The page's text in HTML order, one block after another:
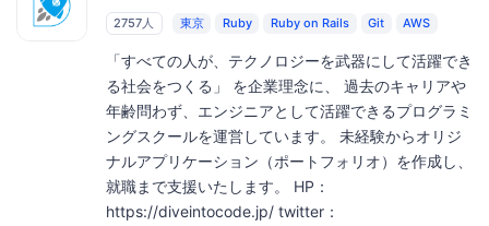
2757人 東京 Ruby Ruby on Rails Git AWS
「すべての人が、テクノロジーを武器にして活躍でき
る社会をつくる」 を企業理念に、 過去のキャリアや
年齢問わず、エンジニアとして活躍できるプログラミ
ングスクールを運営しています。 未経験からオリジ
ナルアプリケーション（ポートフォリオ）を作成し、
就職まで支援いたします。 HP：
https://diveintocode.jp/ twitter：